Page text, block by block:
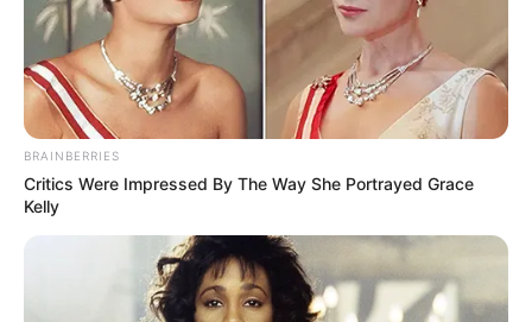
Cherrybelle Compilation Album
(2016)
Reborn(2015)
Diam Diam Suka(2013)
Quotes
Kecantikan adalah tentang merasa nyaman dengan
kulit Anda sendiri, jadi berikan sedikit cinta pada kulit
BRAINBERRIES
Critics Were Impressed By The Way She Portrayed Grace
Kelly